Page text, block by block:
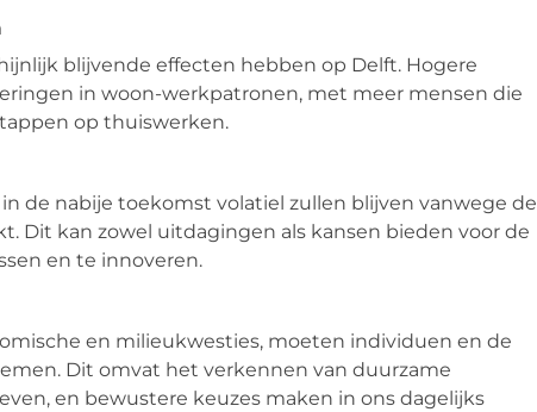
blijvende effecten hebben op Delft. Hogere
in woon-werkpatronen, met meer mensen die
op thuiswerken.
de nabije toekomst volatiel zullen blijven vanwege de
Dit kan zowel uitdagingen als kansen bieden voor de
en te innoveren.
en milieukwesties, moeten individuen en de
Dit omvat het verkennen van duurzame
en bewustere keuzes maken in ons dagelijks